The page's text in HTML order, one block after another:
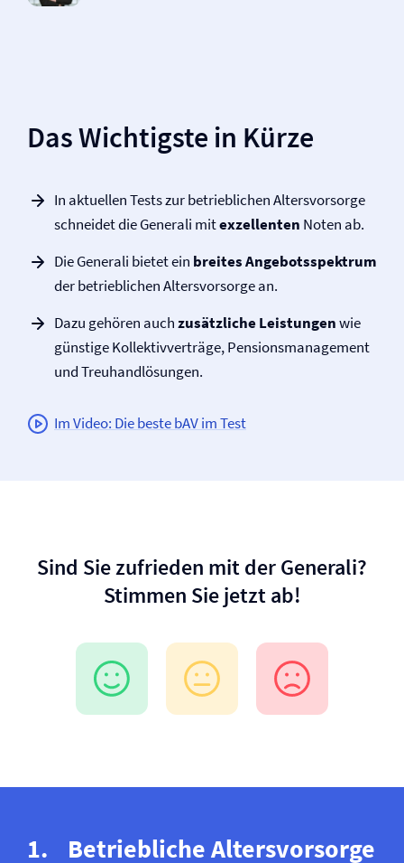
Das Wichtigste in Kürze
In aktuellen Tests zur betrieblichen Altersvorsorge
schneidet die Generali mitexzellenten Noten ab.
Die Generali bietet ein breites Angebotsspektrum
der betrieblichen Altersvorsorge an.
Dazu gehören auchzusätzliche Leistungenwie
günstige Kollektivverträge, Pensions­management
und Treuhandlösungen.
Im Video: Die beste bAV im Test
Sind Sie zufrieden mit der Generali?
Stimmen Sie jetzt ab!
Betriebliche Altersvorsorge